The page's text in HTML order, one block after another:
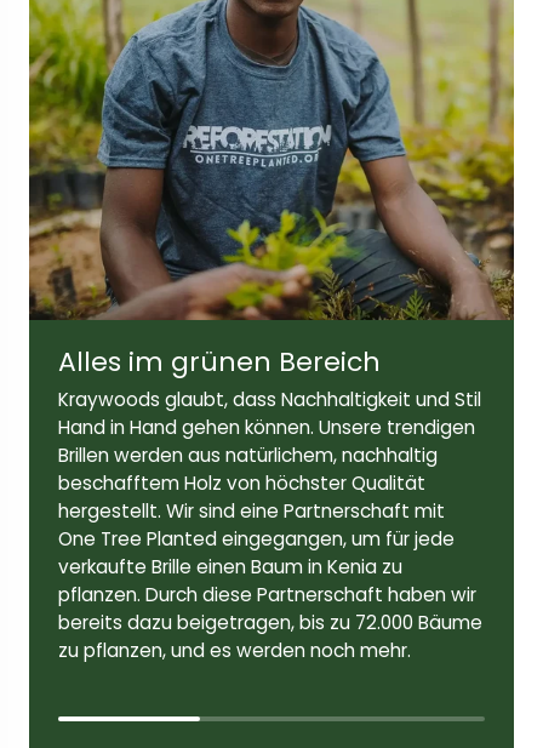
Breite der Linse:47 mm Höhe der Linse:42 mm
Bügellänge: 145mm
Alles im grünen Bereich
Kraywoods glaubt, dass Nachhaltigkeit und Stil
Hand in Hand gehen können. Unsere trendigen
Brillen werden aus natürlichem, nachhaltig
beschafftem Holz von höchster Qualität
hergestellt. Wir sind eine Partnerschaft mit
One Tree Planted eingegangen, um für jede
verkaufte Brille einen Baum in Kenia zu
pflanzen. Durch diese Partnerschaft haben wir
bereits dazu beigetragen, bis zu 72.000 Bäume
zu pflanzen, und es werden noch mehr.